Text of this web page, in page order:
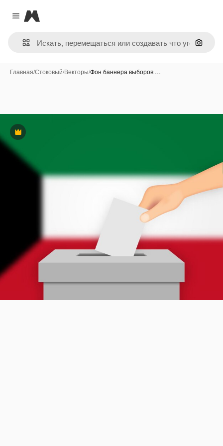
Close menu
Magnific
Поиск
Главная/Стоковый/Векторы/Фон баннера выборов …
Премиум